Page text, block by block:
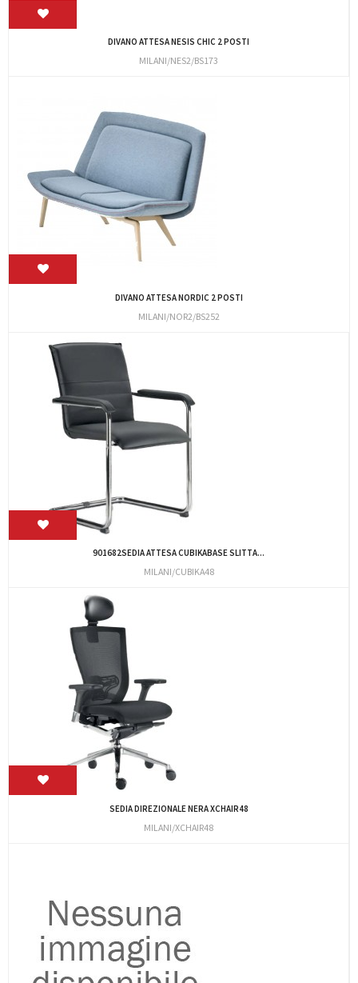
DIVANO ATTESA NESIS CHIC 2 POSTI
MILANI/NES2/BS173
DIVANO ATTESA NORDIC 2 POSTI
MILANI/NOR2/BS252
901682SEDIA ATTESA CUBIKABASE SLITTA...
MILANI/CUBIKA48
SEDIA DIREZIONALE NERA XCHAIR48
MILANI/XCHAIR48